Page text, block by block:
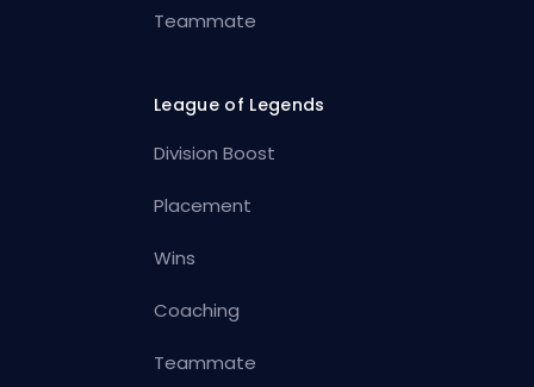
Teammate
League of Legends
Division Boost
Placement
Wins
Coaching
Teammate